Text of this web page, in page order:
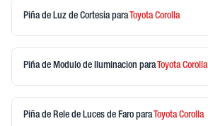
Piña de Luz de Cortesia para ToyotaCorolla
Piña de Modulo de Iluminacion para ToyotaCorolla
Piña de Rele de Luces de Faro para ToyotaCorolla